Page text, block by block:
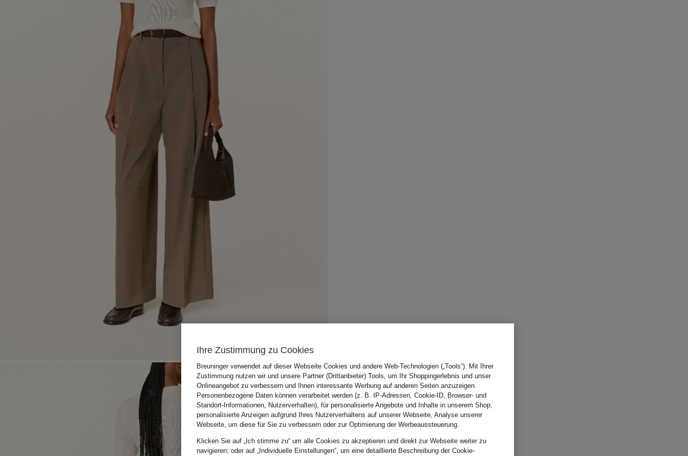
Ihre Zustimmung zu Cookies
Breuninger verwendet auf dieser Webseite Cookies und andere Web-Technologien („Tools“). Mit Ihrer
Zustimmung nutzen wir und unsere Partner (Drittanbieter) Tools, um Ihr Shoppingerlebnis und unser
Onlineangebot zu verbessern und Ihnen interessante Werbung auf anderen Seiten anzuzeigen.
Personenbezogene Daten können verarbeitet werden (z. B. IP-Adressen, Cookie-ID, Browser- und
Standort-Informationen, Nutzerverhalten), für personalisierte Angebote und Inhalte in unserem Shop,
personalisierte Anzeigen aufgrund Ihres Nutzerverhaltens auf unserer Webseite, Analyse unserer
Webseite, um diese für Sie zu verbessern oder zur Optimierung der Werbeaussteuerung.
Klicken Sie auf „Ich stimme zu“ um alle Cookies zu akzeptieren und direkt zur Webseite weiter zu
navigieren; oder auf „Individuelle Einstellungen“, um eine detaillierte Beschreibung der Cookie-